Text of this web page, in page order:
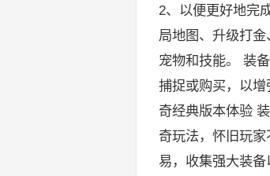
2、以便更好地完
局地图、升级打金
宠物和技能。 装
捕捉或购买，以
奇经典版本体验
奇玩法，怀旧玩
易，收集强大装